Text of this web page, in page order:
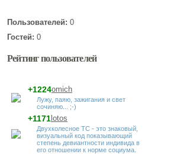
Пользователей: 0
Гостей: 0
Рейтинг пользователей
omich
+1224
Лужу, паяю, зажигания и свет
сочиняю... ;-)
lotos
+1171
Двухколесное ТС - это знаковый,
визуальный код показывающий
степень девиантности индивида в
его отношении к норме социума.